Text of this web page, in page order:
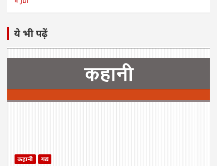
ये भी पढ़ें
कहानी गद्य